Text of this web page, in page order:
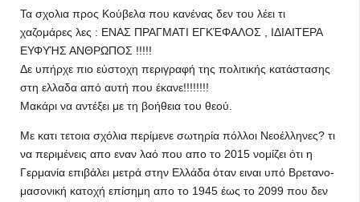
Τα σχολια προς Κούβελα που κανένας δεν του λέει τι
χαζομάρες λες : ΕΝΑΣ ΠΡΑΓΜΑΤΙ ΕΓΚΈΦΑΛΟΣ , ΙΔΙΑΙΤΕΡΑ
ΕΥΦΥΉΣ ΑΝΘΡΩΠΟΣ !!!!!
Δε υπήρχε πιο εύστοχη περιγραφή της πολιτικής κατάστασης
στη ελλαδα από αυτή που έκανε!!!!!!!!
Μακάρι να αντέξει με τη βοήθεια του θεού.
Mε κατι τετοια σχόλια περίμενε σωτηρία πόλλοι Νεοέλληνες? τι
να περιμένεις απο εναν λαό που απο το 2015 νομίζει ότι η
Γερμανία επιβάλει μετρά στην Ελλάδα όταν ειναι υπό Βρετανο-
μασονική κατοχή επίσημη απο το 1945 έως το 2099 που δεν